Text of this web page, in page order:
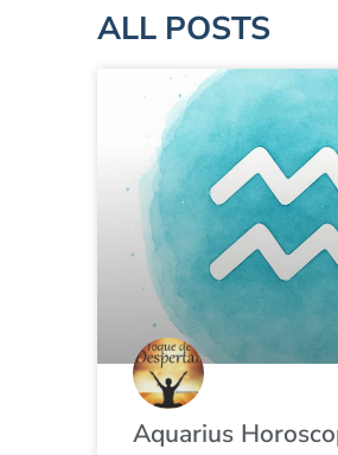
ALL POSTS
Aquarius